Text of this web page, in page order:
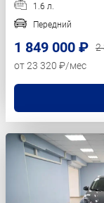
1.6 л.
Передний
1 849 000 ₽
2
от 23 320 ₽/мес